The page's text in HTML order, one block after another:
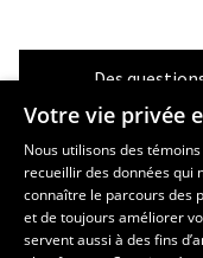
Des
Les écoles et la
École supérieure
régional
Votre vie privée
Nous utilisons des
recueillir des données qui
connaître le parcours des
et de toujours améliorer
servent aussi à des fins